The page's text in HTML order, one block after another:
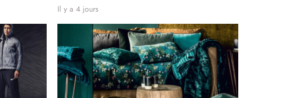
Il y a 4 jours